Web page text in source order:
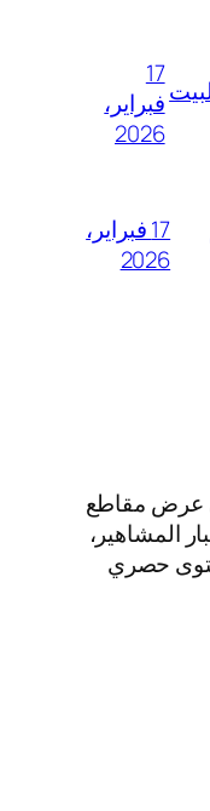
17
فبراير،
2026
17 فبراير،
2026
عرض مقاطع
المشاهير،
حصري